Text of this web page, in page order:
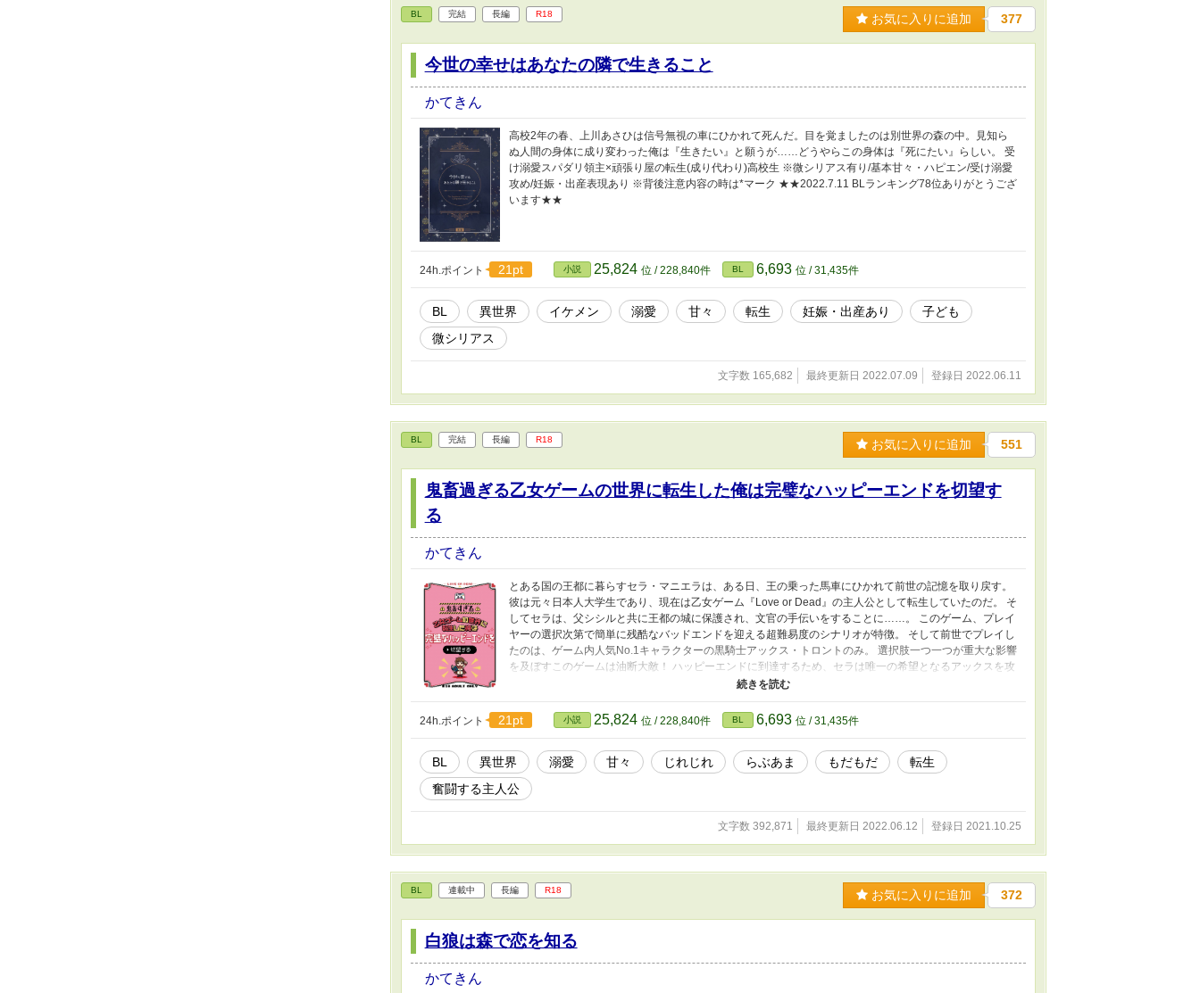
BL 完結 長編 R18 お気に入りに追加 377
今世の幸せはあなたの隣で生きること
かてきん
高校2年の春、上川あさひは信号無視の車にひかれて死んだ。目を覚ましたのは別世界の森の中。見知ら
ぬ人間の身体に成り変わった俺は『生きたい』と願うが……どうやらこの身体は『死にたい』らしい。 受
け溺愛スパダリ領主×頑張り屋の転生(成り代わり)高校生 ※微シリアス有り/基本甘々・ハピエン/受け溺愛
攻め/妊娠・出産表現あり ※背後注意内容の時は*マーク ★★2022.7.11 BLランキング78位ありがとうござ
います★★
24h.ポイント 21pt 小説 25,824 位 / 228,840件 BL 6,693 位 / 31,435件
BL 異世界 イケメン 溺愛 甘々 転生 妊娠・出産あり
子ども
微シリアス
文字数 165,682 最終更新日 2022.07.09 登録日 2022.06.11
BL 完結 長編 R18 お気に入りに追加 551
鬼畜過ぎる乙女ゲームの世界に転生した俺は完璧なハッピーエンドを切望す
る
かてきん
とある国の王都に暮らすセラ・マニエラは、ある日、王の乗った馬車にひかれて前世の記憶を取り戻す。
彼は元々日本人大学生であり、現在は乙女ゲーム『Love or Dead』の主人公として転生していたのだ。 そ
してセラは、父シシルと共に王都の城に保護され、文官の手伝いをすることに……。 このゲーム、プレイ
ヤーの選択次第で簡単に残酷なバッドエンドを迎える超難易度のシナリオが特徴。 そして前世でプレイし
たのは、ゲーム内人気No.1キャラクターの黒騎士アックス・トロントのみ。 選択肢一つ一つが重大な影響
を及ぼすこのゲームは油断大敵！ ハッピーエンドに到達するため、セラは唯一の希望となるアックスを攻
略することに決める。 自分の作成した攻略ノートを活用してアックス攻略を進めるセラだったが、とある
人物のせいで思うように行動できず、バッドエンドの可能性が常に付きまとうように――！ 「俺は何とし
ても黒騎士様と結ばれるんだ！」 果たしてセラは、数々の選択肢を乗り越えて、父と自分の命を守り、ハ
ッピーエンドに辿り着くことができるのか……？ 〇〇×元大学生主人公/かなりじれじれ/くっつくまで
意の時は*マーク ★★2022.6.13 BLランキング53位ありがとうございます★★
24h.ポイント 21pt 小説 25,824 位 / 228,840件 BL 6,693 位 / 31,435件
BL 異世界 溺愛 甘々 じれじれ らぶあま もだもだ
転生
奮闘する主人公
文字数 392,871 最終更新日 2022.06.12 登録日 2021.10.25
BL 連載中 長編 R18 お気に入りに追加 372
白狼は森で恋を知る
かてきん